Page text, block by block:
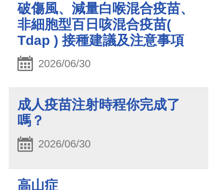
破傷風、減量白喉混合疫苗、
非細胞型百日咳混合疫苗(
Tdap ) 接種建議及注意事項
2026/06/30
成人疫苗注射時程你完成了
嗎？
2026/06/30
高山症